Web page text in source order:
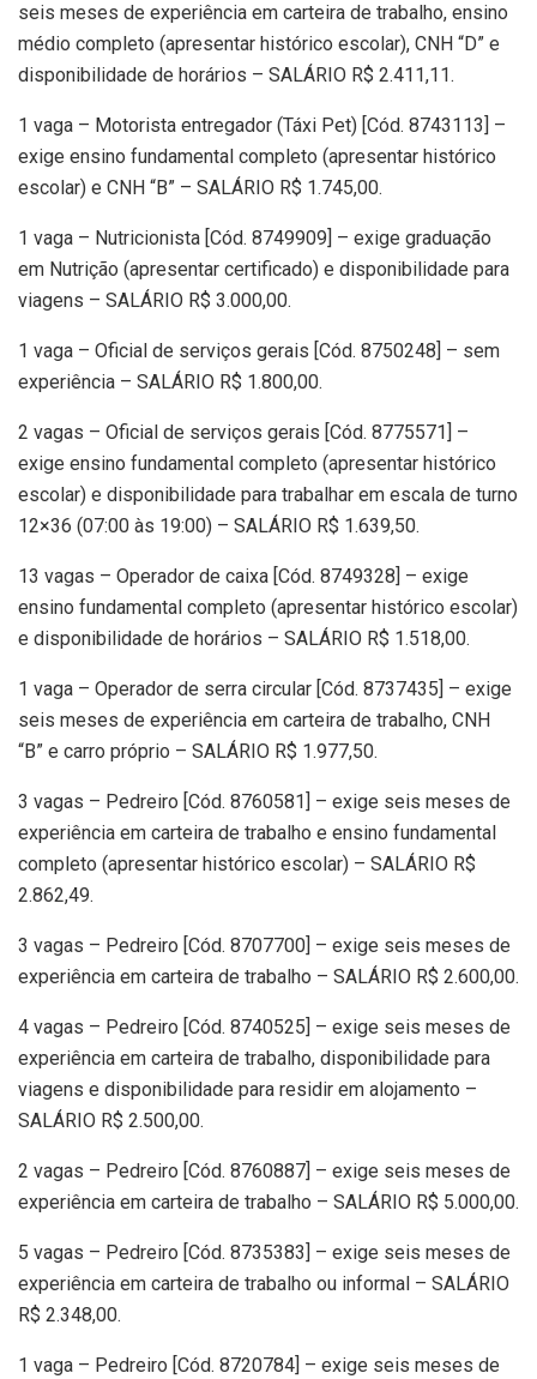
seis meses de experiência em carteira de trabalho, ensino
médio completo (apresentar histórico escolar), CNH “D” e
disponibilidade de horários – SALÁRIO R$ 2.411,11.
1 vaga – Motorista entregador (Táxi Pet) [Cód. 8743113] –
exige ensino fundamental completo (apresentar histórico
escolar) e CNH “B” – SALÁRIO R$ 1.745,00.
1 vaga – Nutricionista [Cód. 8749909] – exige graduação
em Nutrição (apresentar certificado) e disponibilidade para
viagens – SALÁRIO R$ 3.000,00.
1 vaga – Oficial de serviços gerais [Cód. 8750248] – sem
experiência – SALÁRIO R$ 1.800,00.
2 vagas – Oficial de serviços gerais [Cód. 8775571] –
exige ensino fundamental completo (apresentar histórico
escolar) e disponibilidade para trabalhar em escala de turno
12×36 (07:00 às 19:00) – SALÁRIO R$ 1.639,50.
13 vagas – Operador de caixa [Cód. 8749328] – exige
ensino fundamental completo (apresentar histórico escolar)
e disponibilidade de horários – SALÁRIO R$ 1.518,00.
1 vaga – Operador de serra circular [Cód. 8737435] – exige
seis meses de experiência em carteira de trabalho, CNH
“B” e carro próprio – SALÁRIO R$ 1.977,50.
3 vagas – Pedreiro [Cód. 8760581] – exige seis meses de
experiência em carteira de trabalho e ensino fundamental
completo (apresentar histórico escolar) – SALÁRIO R$
2.862,49.
3 vagas – Pedreiro [Cód. 8707700] – exige seis meses de
experiência em carteira de trabalho – SALÁRIO R$ 2.600,00.
4 vagas – Pedreiro [Cód. 8740525] – exige seis meses de
experiência em carteira de trabalho, disponibilidade para
viagens e disponibilidade para residir em alojamento –
SALÁRIO R$ 2.500,00.
2 vagas – Pedreiro [Cód. 8760887] – exige seis meses de
experiência em carteira de trabalho – SALÁRIO R$ 5.000,00.
5 vagas – Pedreiro [Cód. 8735383] – exige seis meses de
experiência em carteira de trabalho ou informal – SALÁRIO
R$ 2.348,00.
1 vaga – Pedreiro [Cód. 8720784] – exige seis meses de